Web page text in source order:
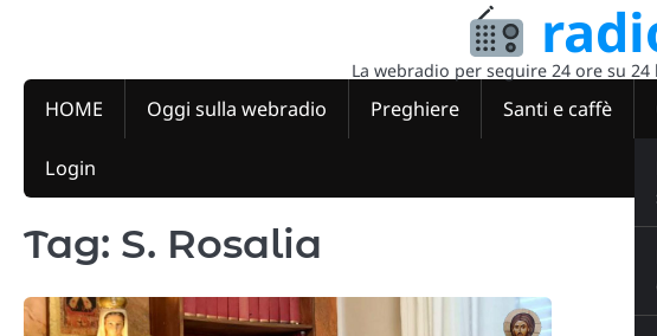
La webradio per seguire 24 ore su
HOME Oggi sulla webradio Preghiere Santi e caffè
Login
Tag: S. Rosalia